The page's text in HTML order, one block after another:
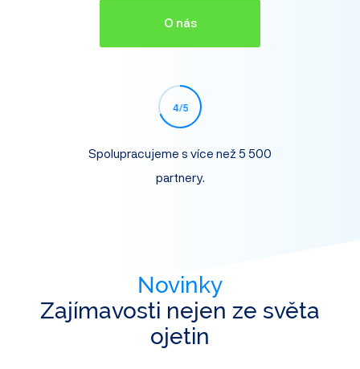
O nás
4/5
Spolupracujeme s více než 5 500
partnery.
Novinky
Zajímavosti nejen ze světa
ojetin